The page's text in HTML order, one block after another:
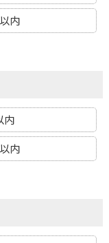
内
内
内